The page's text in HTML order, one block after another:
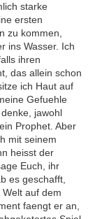
starke
ersten
zu kommen,
ins Wasser. Ich
ihren
das allein schon
ich Haut auf
Gefuehle
jawohl
Prophet. Aber
mit seinem
heisst der
Euch, ihr
es geschafft,
auf dem
faengt er an,